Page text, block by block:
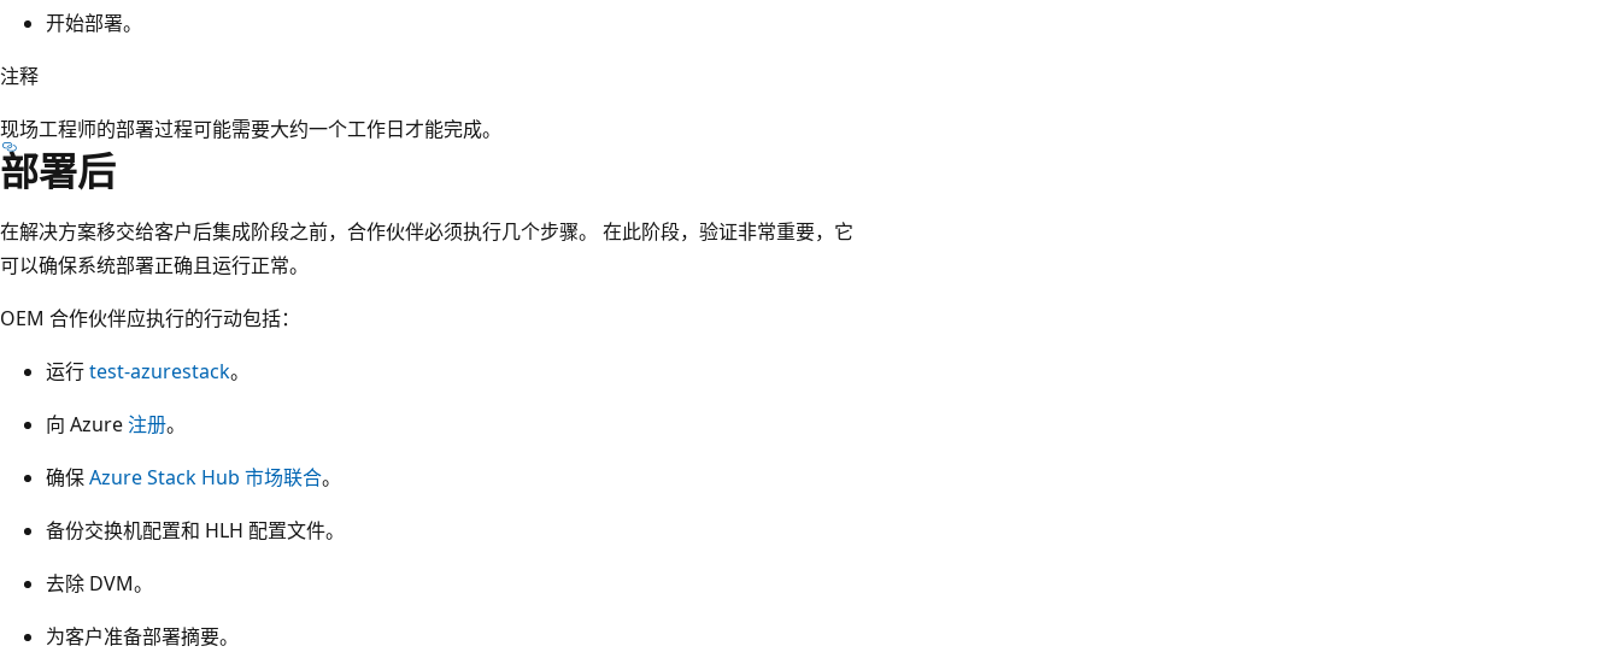
开始部署。
注释
现场工程师的部署过程可能需要大约一个工作日才能完成。
部署后
在解决方案移交给客户后集成阶段之前，合作伙伴必须执行几个步骤。 在此阶段，验证非常重要，它
可以确保系统部署正确且运行正常。
OEM 合作伙伴应执行的行动包括：
运行test-azurestack。
向 Azure注册。
确保Azure Stack Hub 市场联合。
备份交换机配置和 HLH 配置文件。
去除 DVM。
为客户准备部署摘要。